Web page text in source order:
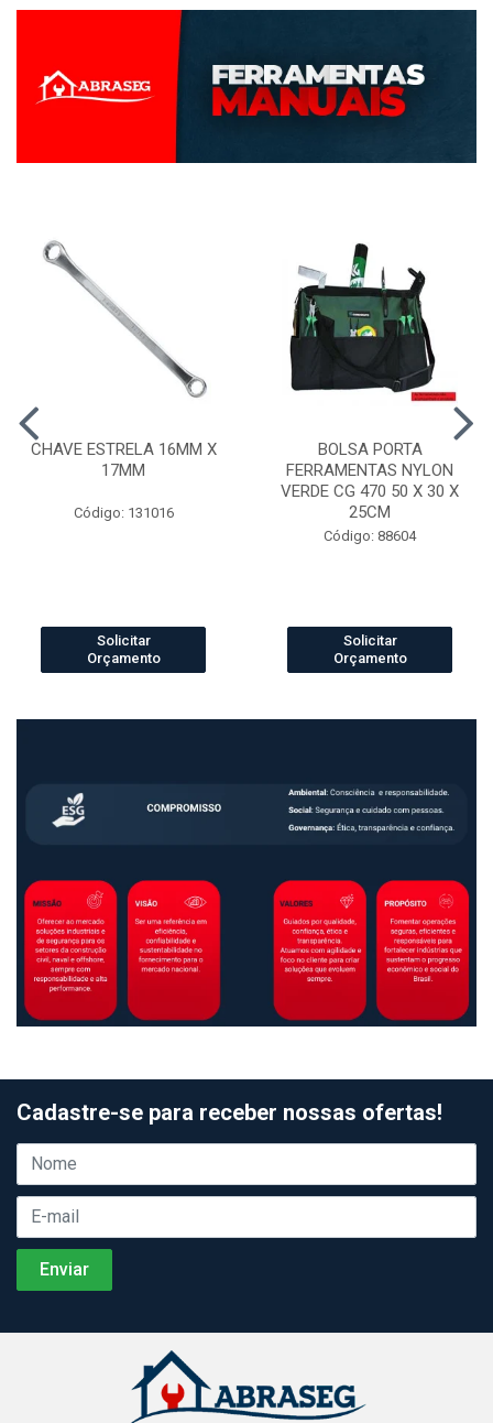
CHAVE ESTRELA 16MM X
17MM
Código: 131016
Solicitar
Orçamento
BOLSA PORTA
FERRAMENTAS NYLON
VERDE CG 470 50 X 30 X
25CM
Código: 88604
Solicitar
Orçamento
Cadastre-se para receber nossas ofertas!